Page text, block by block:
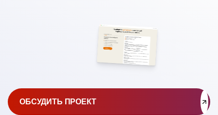
ОБСУДИТЬ ПРОЕКТ